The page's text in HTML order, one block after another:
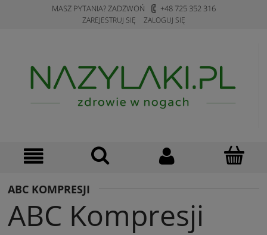
MASZ PYTANIA? ZADZWOŃ +48 725 352 316
ZAREJESTRUJ SIĘ ZALOGUJ SIĘ
ABC KOMPRESJI
ABC Kompresji